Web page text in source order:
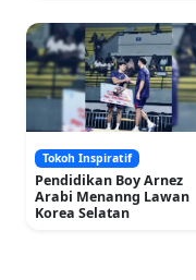
Tokoh Inspiratif
Pendidikan Boy Arnez
Arabi Menanng Lawan
Korea Selatan